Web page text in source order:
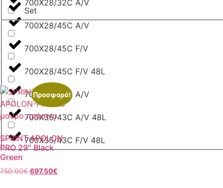
700X28/32C A/V
700X28/45C A/V
700X28/45C F/V
700X28/45C F/V 48L
700X35/43C A/V
700X35/43C A/V 48L
700X35/43C F/V 48L
Set
Προσφορά!
SPRINT APOLON
PRO 29″ Black
Green
750.00€ 697.50€